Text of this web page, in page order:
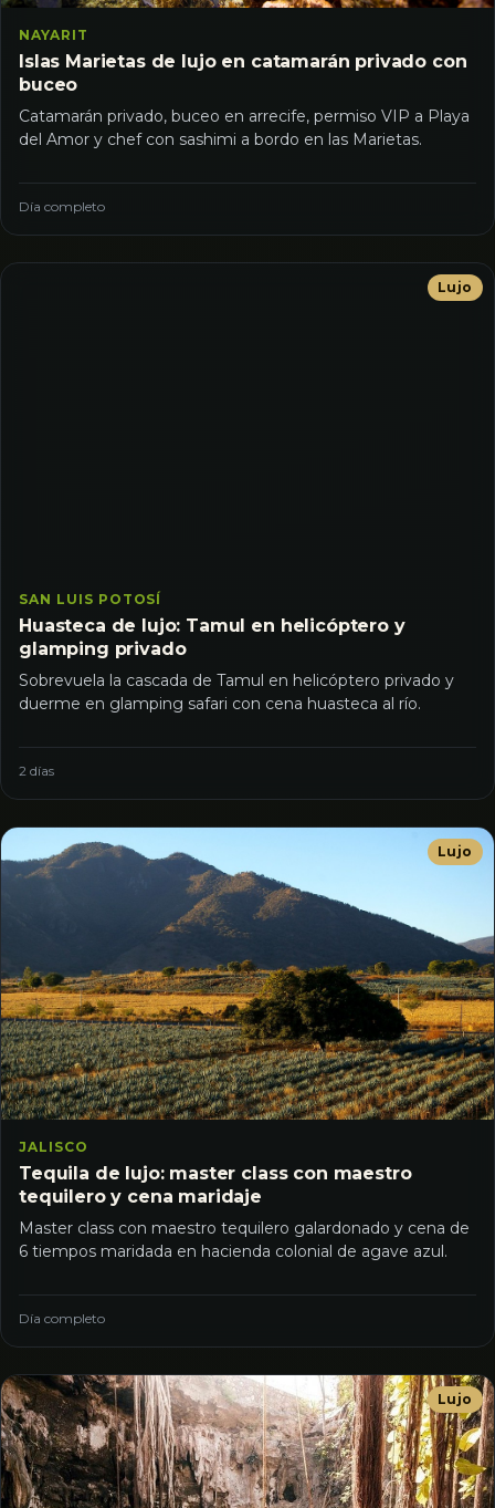
NAYARIT
Islas Marietas de lujo en catamarán privado con
buceo
Catamarán privado, buceo en arrecife, permiso VIP a Playa
del Amor y chef con sashimi a bordo en las Marietas.
Día completo
Lujo
SAN LUIS POTOSÍ
Huasteca de lujo: Tamul en helicóptero y
glamping privado
Sobrevuela la cascada de Tamul en helicóptero privado y
duerme en glamping safari con cena huasteca al río.
2 días
Lujo
JALISCO
Tequila de lujo: master class con maestro
tequilero y cena maridaje
Master class con maestro tequilero galardonado y cena de
6 tiempos maridada en hacienda colonial de agave azul.
Día completo
Lujo